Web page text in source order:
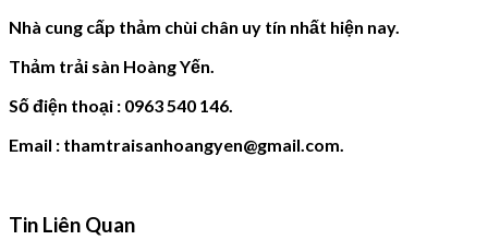
Nhà cung cấp thảm chùi chân uy tín nhất hiện nay.
Thảm trải sàn Hoàng Yến.
Số điện thoại : 0963 540 146.
Email : thamtraisanhoangyen@gmail.com.
Tin Liên Quan